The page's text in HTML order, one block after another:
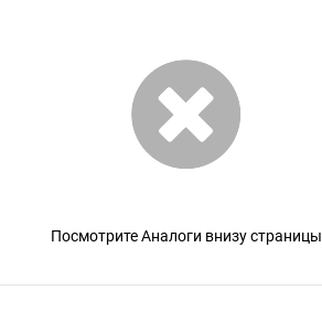
Посмотрите Аналоги внизу страницы